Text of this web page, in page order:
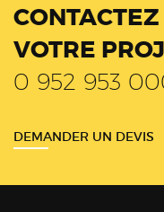
VOTRE
0 952 953
DEMANDER UN DEVIS